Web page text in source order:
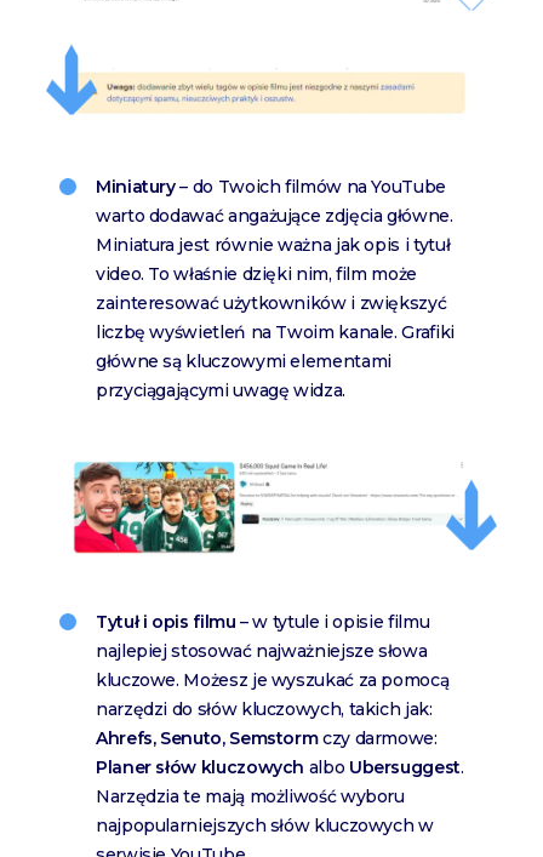
Miniatury– do Twoich filmów na YouTube
warto dodawać angażujące zdjęcia główne.
Miniatura jest równie ważna jak opis i tytuł
video. To właśnie dzięki nim, film może
zainteresować użytkowników i zwiększyć
liczbę wyświetleń na Twoim kanale. Grafiki
główne są kluczowymi elementami
przyciągającymi uwagę widza.
Tytuł i opis filmu– w tytule i opisie filmu
najlepiej stosować najważniejsze słowa
kluczowe. Możesz je wyszukać za pomocą
narzędzi do słów kluczowych, takich jak:
Ahrefs, Senuto, Semstormczy darmowe:
Planer słów kluczowych albo Ubersuggest.
Narzędzia te mają możliwość wyboru
najpopularniejszych słów kluczowych w